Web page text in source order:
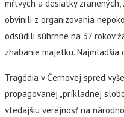
mŕtvych a desiatky
obvinili z organizovania
odsúdili súhrnne na 37 rokov
zhabanie majetku. Najmladšia
Tragédia v Černovej spred
propagovanej „príkladnej
vtedajšiu verejnosť na